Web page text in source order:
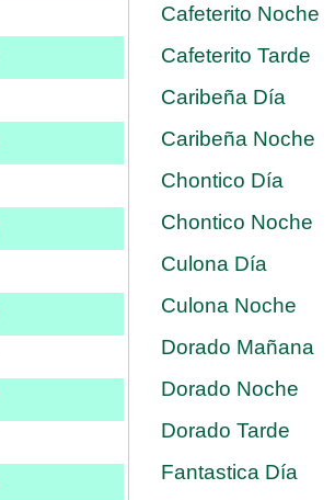
Cafeterito Noche
Cafeterito Tarde
Caribeña Día
Caribeña Noche
Chontico Día
Chontico Noche
Culona Día
Culona Noche
Dorado Mañana
Dorado Noche
Dorado Tarde
Fantastica Día